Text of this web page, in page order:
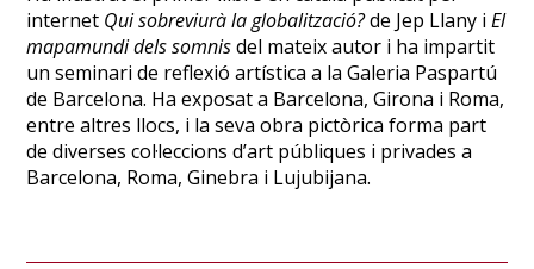
internet Qui sobreviurà la globalització?de Jep Llany iEl
mapamundi dels somnisdel mateix autor i ha impartit
un seminari de reflexió artística a la Galeria Paspartú
de Barcelona. Ha exposat a Barcelona, Girona i Roma,
entre altres llocs, i la seva obra pictòrica forma part
de diverses col·leccions d’art públiques i privades a
Barcelona, Roma, Ginebra i Lujubijana.